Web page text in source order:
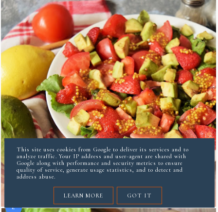
SAŁATKA GRILLOWA Z TRUSKAWKAMI I
MUSZTARDĄ FRANCUSKĄ
This site uses cookies from Google to deliver its services and to
analyze traffic. Your IP address and user-agent are shared with
Google along with performance and security metrics to ensure
quality of service, generate usage statistics, and to detect and
address abuse.
LEARN MORE GOT IT